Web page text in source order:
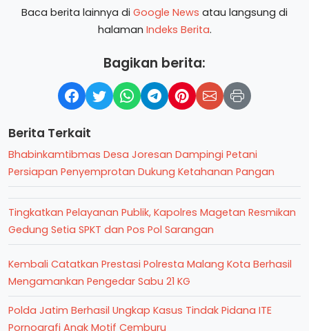
Baca berita lainnya di Google News atau langsung di
halaman Indeks Berita.
Bagikan berita:
Berita Terkait
Bhabinkamtibmas Desa Joresan Dampingi Petani
Persiapan Penyemprotan Dukung Ketahanan Pangan
Tingkatkan Pelayanan Publik, Kapolres Magetan Resmikan
Gedung Setia SPKT dan Pos Pol Sarangan
Kembali Catatkan Prestasi Polresta Malang Kota Berhasil
Mengamankan Pengedar Sabu 21 KG
Polda Jatim Berhasil Ungkap Kasus Tindak Pidana ITE
Pornografi Anak Motif Cemburu